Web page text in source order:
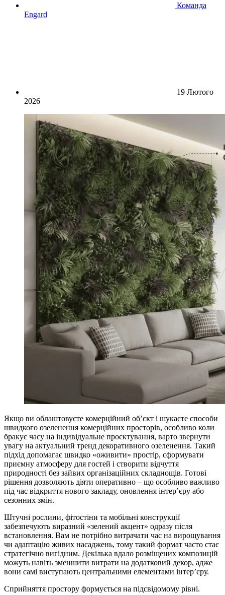
Команда
Engard
19 Лютого
2026
Якщо ви облаштовуєте комерційний об’єкт і шукаєте способи
швидкого озеленення комерційних просторів, особливо коли
бракує часу на індивідуальне проєктування, варто звернути
увагу на актуальний тренд декоративного озеленення. Такий
підхід допомагає швидко «оживити» простір, сформувати
приємну атмосферу для гостей і створити відчуття
природності без зайвих організаційних складнощів. Готові
рішення дозволяють діяти оперативно – що особливо важливо
під час відкриття нового закладу, оновлення інтер’єру або
сезонних змін.
Штучні рослини, фітостіни та мобільні конструкції
забезпечують виразний «зелений акцент» одразу після
встановлення. Вам не потрібно витрачати час на вирощування
чи адаптацію живих насаджень, тому такий формат часто стає
стратегічно вигідним. Декілька вдало розміщених композицій
можуть навіть зменшити витрати на додатковий декор, адже
вони самі виступають центральними елементами інтер’єру.
Сприйняття простору формується на підсвідомому рівні.